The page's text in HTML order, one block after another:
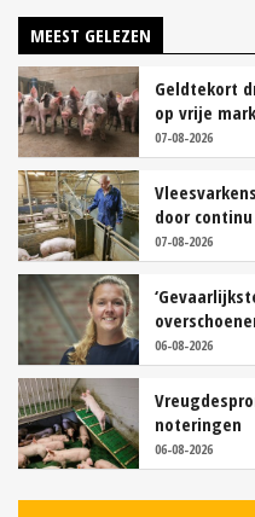
MEEST GELEZEN
Geldtekort
op vrije
07-08-2026
door
07-08-2026
06-08-2026
noteringen
06-08-2026